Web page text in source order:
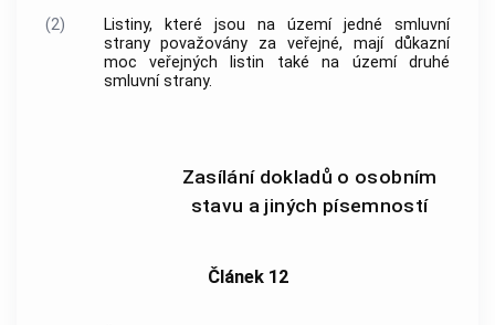
(2)
Listiny, které jsou na území jedné smluvní
strany považovány za veřejné, mají důkazní
moc veřejných listin také na území druhé
smluvní strany.
Zasílání dokladů o osobním
stavu a jiných písemností
Článek 12